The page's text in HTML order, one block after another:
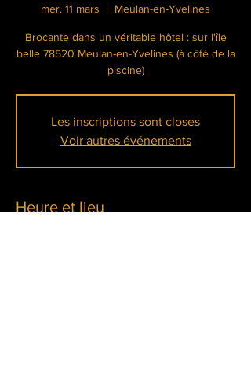
mer. 11 mars
  |
Meulan-en-Yvelines
Brocante dans un véritable hôtel : sur l'île
belle 78520 Meulan-en-Yvelines (à côté de la
piscine)
Les inscriptions sont closes
Voir autres événements
Heure et lieu